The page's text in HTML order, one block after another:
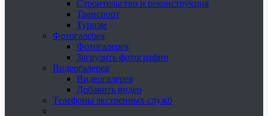
Строительство и реконструкция
Транспорт
Туризм
Фотогалерея
Фотогалерея
Загрузить фотографии
Видеогалерея
Видеогалерея
Добавить видео
Телефоны экстренных служб